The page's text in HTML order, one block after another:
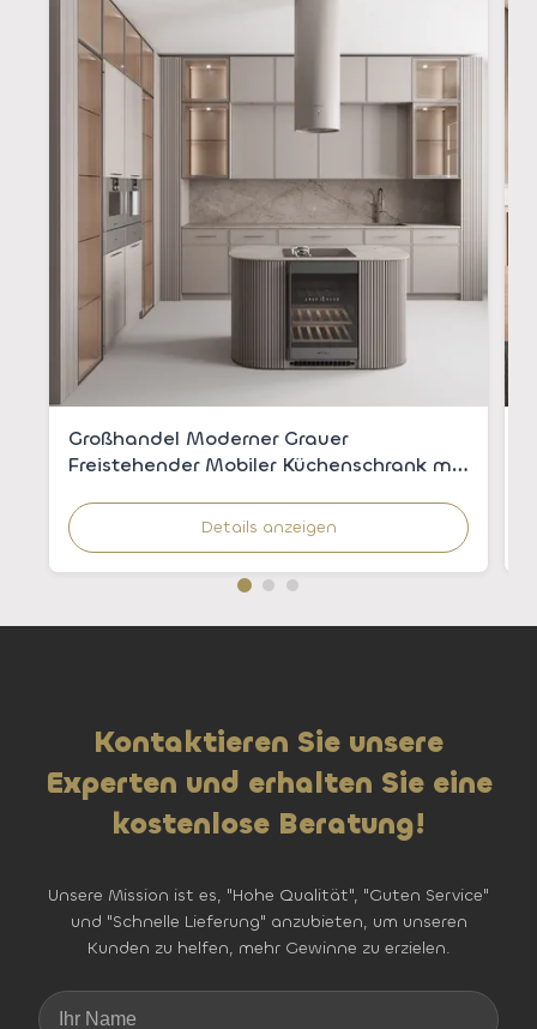
Großhandel Moderner Grauer
Freistehender Mobiler Küchenschrank mit
Apartments
Details anzeigen
Kontaktieren Sie unsere
Experten und erhalten Sie eine
kostenlose Beratung!
Unsere Mission ist es, "Hohe Qualität", "Guten Service"
und "Schnelle Lieferung" anzubieten, um unseren
Kunden zu helfen, mehr Gewinne zu erzielen.